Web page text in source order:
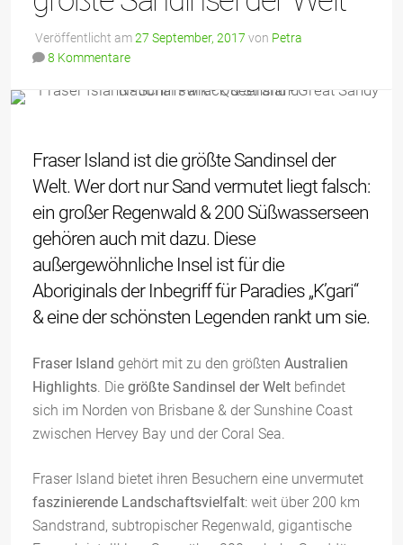
Veröffentlicht am27 September, 2017 von Petra
8 Kommentare
Fraser Island ist die größte Sandinsel der
Welt. Wer dort nur Sand vermutet liegt falsch:
ein großer Regenwald & 200 Süßwasserseen
gehören auch mit dazu. Diese
außergewöhnliche Insel ist für die
Aboriginals der Inbegriff für Paradies „K’gari“
& eine der schönsten Legenden rankt um sie.
Fraser Island gehört mit zu den größten Australien
Highlights. Die größte Sandinsel der Welt befindet
sich im Norden von Brisbane & der Sunshine Coast
zwischen Hervey Bay und der Coral Sea.
Fraser Island bietet ihren Besuchern eine unvermutet
faszinierende Landschaftsvielfalt: weit über 200 km
Sandstrand, subtropischer Regenwald, gigantische